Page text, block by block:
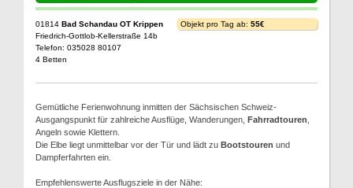
01814 Bad Schandau OT Krippen
Friedrich-Gottlob-Kellerstraße 14b
Telefon: 035028 80107
4 Betten
Objekt pro Tag ab: 55€
Gemütliche Ferienwohnung inmitten der Sächsischen Schweiz-
Ausgangspunkt für zahlreiche Ausflüge, Wanderungen, Fahrradtouren
Angeln sowie Klettern.
Die Elbe liegt unmittelbar vor der Tür und lädt zu Bootstouren und
Dampferfahrten ein.
Empfehlenswerte Ausflugsziele in der Nähe: